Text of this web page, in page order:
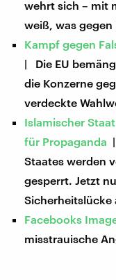
wehrt sich – mit
weiß, was
Kampf gegen
| Die EU
die Konzerne
verdeckte
Islamischer
für Propaganda
Staates werden
gesperrt. Jetzt
Sicherheitslücke
Facebooks
misstrauische